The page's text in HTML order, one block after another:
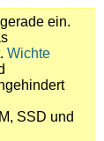
ein.
Wichte
SSD und